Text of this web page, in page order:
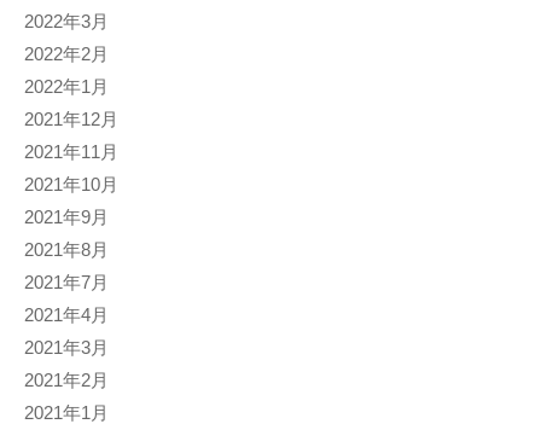
2022年3月
2022年2月
2022年1月
2021年12月
2021年11月
2021年10月
2021年9月
2021年8月
2021年7月
2021年4月
2021年3月
2021年2月
2021年1月